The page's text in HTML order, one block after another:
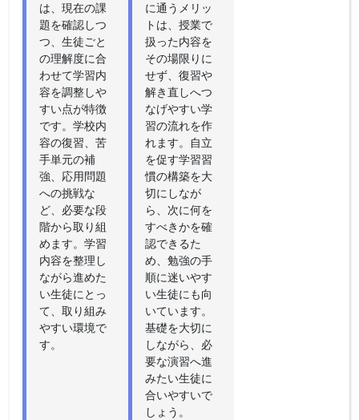
は、現在の課
題を確認しつ
つ、生徒ごと
の理解度に合
わせて学習内
容を調整しや
すい点が特徴
です。学校内
容の復習、苦
手単元の補
強、応用問題
への挑戦な
ど、必要な段
階から取り組
めます。学習
内容を整理し
ながら進めた
い生徒にとっ
て、取り組み
やすい環境で
す。
に通うメリッ
トは、授業で
扱った内容を
その場限りに
せず、復習や
解き直しへつ
なげやすい学
習の流れを作
れます。自立
を促す学習習
慣の構築を大
切にしなが
ら、次に何を
すべきかを確
認できるた
め、勉強の手
順に迷いやす
い生徒にも向
いています。
基礎を大切に
しながら、必
要な演習へ進
みたい生徒に
合いやすいで
しょう。